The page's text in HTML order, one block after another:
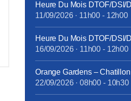
Heure Du Mois DTOF/DSI/
11/09/2026· 11h00 - 12h00
Heure Du Mois DTOF/DSI/
16/09/2026· 11h00 - 12h00
Orange Gardens –
22/09/2026· 08h00 - 10h30